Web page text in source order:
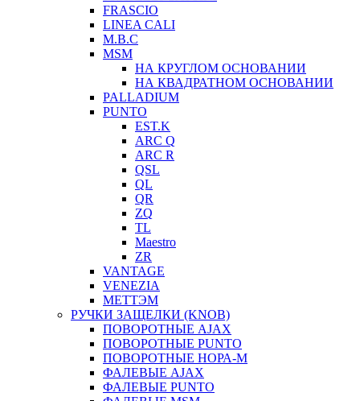
FRASCIO
LINEA CALI
M.B.C
MSM
НА КРУГЛОМ ОСНОВАНИИ
НА КВАДРАТНОМ ОСНОВАНИИ
PALLADIUM
PUNTO
EST.K
ARC Q
ARC R
QSL
QL
QR
ZQ
TL
Maestro
ZR
VANTAGE
VENEZIA
МЕТТЭМ
РУЧКИ ЗАЩЕЛКИ (KNOB)
ПОВОРОТНЫЕ AJAX
ПОВОРОТНЫЕ PUNTO
ПОВОРОТНЫЕ НОРА-М
ФАЛЕВЫЕ AJAX
ФАЛЕВЫЕ PUNTO